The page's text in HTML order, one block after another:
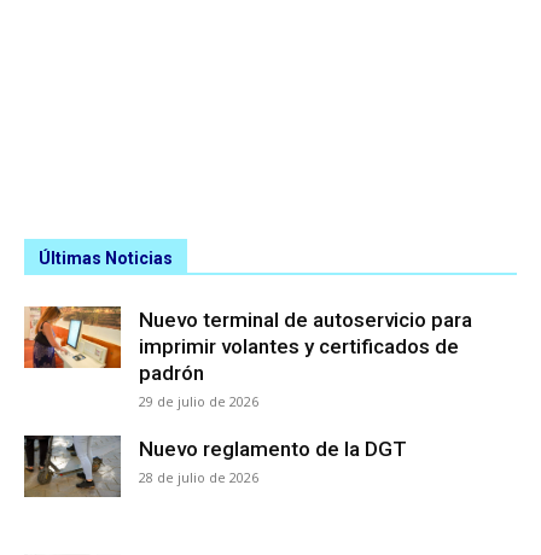
Últimas Noticias
Nuevo terminal de autoservicio para
imprimir volantes y certificados de
padrón
29 de julio de 2026
Nuevo reglamento de la DGT
28 de julio de 2026